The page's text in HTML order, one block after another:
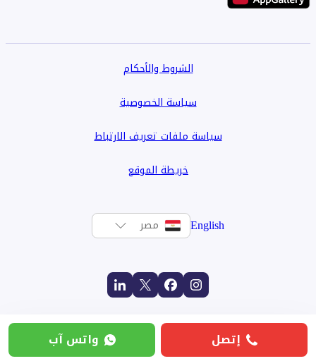
الشروط والأحكام
سياسة الخصوصية
سياسة ملفات تعريف الارتباط
خريطة الموقع
English مصر
إتصل واتس آب